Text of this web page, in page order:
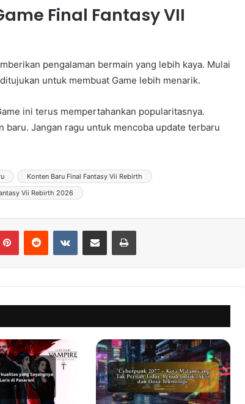
Final Fantasy VII
pengalaman bermain yang lebih kaya. Mulai
untuk membuat Game lebih menarik.
ini terus mempertahankan popularitasnya.
baru. Jangan ragu untuk mencoba update terbaru
Konten Baru Final Fantasy Vii Rebirth
Vii Rebirth 2026